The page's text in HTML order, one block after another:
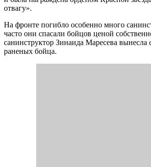
отвагу».
На фронте погибло особенно много
часто они спасали бойцов ценой
санинструктор Зинаида Маресева вынесла
раненых бойца.